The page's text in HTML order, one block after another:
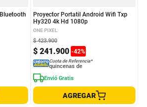
Proyector Portatil Android Wifi Txp
Hy320 4k Hd 1080p
ONE PIXEL
$ 241.900 -42%
$ 423.900
Cuota de Referencia*
quincenas de
Envió Gratis
AGREGAR